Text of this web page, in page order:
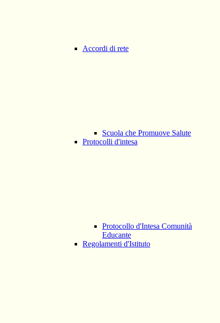
Accordi di rete
Scuola che Promuove Salute
Protocolli d'intesa
Protocollo d'Intesa Comunità
Educante
Regolamenti d'Istituto